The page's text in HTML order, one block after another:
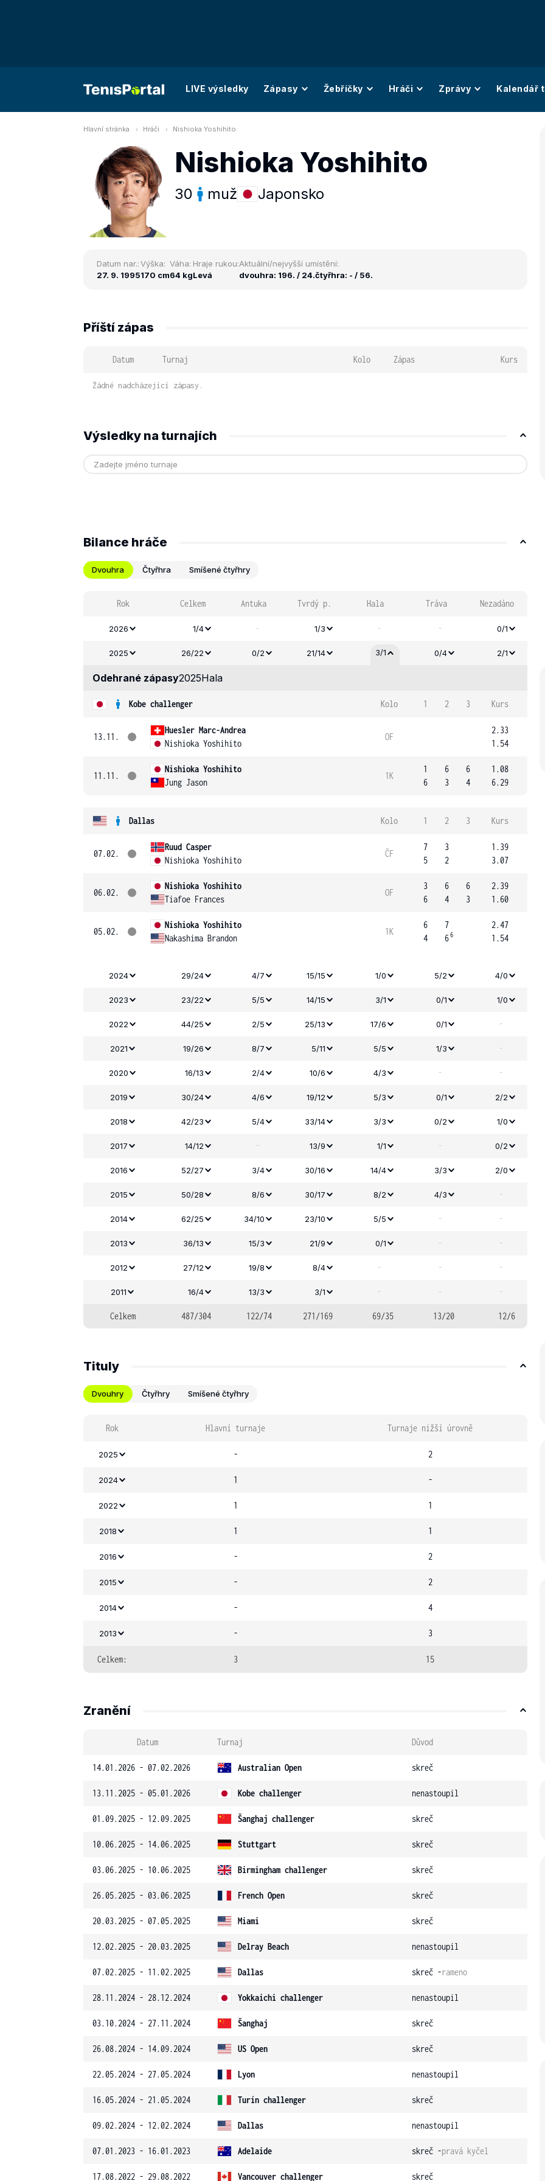
LIVE výsledky Zápasy Žebříčky Hráči Zprávy Kalendář
Hlavní stránka Hráči Nishioka Yoshihito
Nishioka Yoshihito
30 muž Japonsko
Datum nar.:
27. 9. 1995
Výška:
170 cm
Váha:
64 kg
Hraje rukou:
Levá
Aktuální/nejvyšší umístění:
dvouhra: 196. / 24.čtyřhra: - / 56.
Příští zápas
Datum Turnaj Kolo Zápas Kurs
Žádné nadcházející zápasy.
Výsledky na turnajích
Bilance hráče
Dvouhra Čtyřhra Smíšené čtyřhry
Rok Celkem Antuka Tvrdý p. Hala Tráva Nezadáno
2026 1/4 - 1/3 - - 0/1
2025 26/22 0/2 21/14 3/1 0/4 2/1
Odehrané zápasy2025Hala
Kobe challenger Kolo 1 2 3 Kurs
13.11.
Huesler Marc-Andrea
Nishioka Yoshihito
OF
2.33
1.54
11.11.
Nishioka Yoshihito
Jung Jason
1K
1
6
6
3
6
4
1.08
6.29
Dallas Kolo 1 2 3 Kurs
07.02.
Ruud Casper
Nishioka Yoshihito
ČF
7
5
3
2
1.39
3.07
06.02.
Nishioka Yoshihito
Tiafoe Frances
OF
3
6
6
4
6
3
2.39
1.60
05.02.
Nishioka Yoshihito
Nakashima Brandon
1K
6
4
7
66
2.47
1.54
2024 29/24 4/7 15/15 1/0 5/2 4/0
2023 23/22 5/5 14/15 3/1 0/1 1/0
2022 44/25 2/5 25/13 17/6 0/1 -
2021 19/26 8/7 5/11 5/5 1/3 -
2020 16/13 2/4 10/6 4/3 - -
2019 30/24 4/6 19/12 5/3 0/1 2/2
2018 42/23 5/4 33/14 3/3 0/2 1/0
2017 14/12 - 13/9 1/1 - 0/2
2016 52/27 3/4 30/16 14/4 3/3 2/0
2015 50/28 8/6 30/17 8/2 4/3 -
2014 62/25 34/10 23/10 5/5 - -
2013 36/13 15/3 21/9 0/1 - -
2012 27/12 19/8 8/4 - - -
2011 16/4 13/3 3/1 - - -
Celkem 487/304 122/74 271/169 69/35 13/20 12/6
Tituly
Dvouhry Čtyřhry Smíšené čtyřhry
Rok Hlavní turnaje Turnaje nižší úrovně
2025 - 2
2024 1 -
2022 1 1
2018 1 1
2016 - 2
2015 - 2
2014 - 4
2013 - 3
Celkem: 3 15
Zranění
Datum Turnaj Důvod
14.01.2026 - 07.02.2026 Australian Open skreč
13.11.2025 - 05.01.2026 Kobe challenger nenastoupil
01.09.2025 - 12.09.2025 Šanghaj challenger skreč
10.06.2025 - 14.06.2025 Stuttgart skreč
03.06.2025 - 10.06.2025 Birmingham challenger skreč
26.05.2025 - 03.06.2025 French Open skreč
20.03.2025 - 07.05.2025 Miami skreč
12.02.2025 - 20.03.2025 Delray Beach nenastoupil
07.02.2025 - 11.02.2025 Dallas skreč -rameno
28.11.2024 - 28.12.2024 Yokkaichi challenger nenastoupil
03.10.2024 - 27.11.2024 Šanghaj skreč
26.08.2024 - 14.09.2024 US Open skreč
22.05.2024 - 27.05.2024 Lyon nenastoupil
16.05.2024 - 21.05.2024 Turín challenger skreč
09.02.2024 - 12.02.2024 Dallas nenastoupil
07.01.2023 - 16.01.2023 Adelaide skreč -pravá kyčel
17.08.2022 - 29.08.2022 Vancouver challenger skreč